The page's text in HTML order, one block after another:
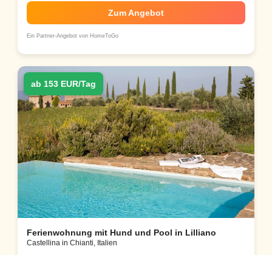
Zum Angebot
Ein Partner-Angebot von HomeToGo
ab 153 EUR/Tag
Ferienwohnung mit Hund und Pool in Lilliano
Castellina in Chianti, Italien